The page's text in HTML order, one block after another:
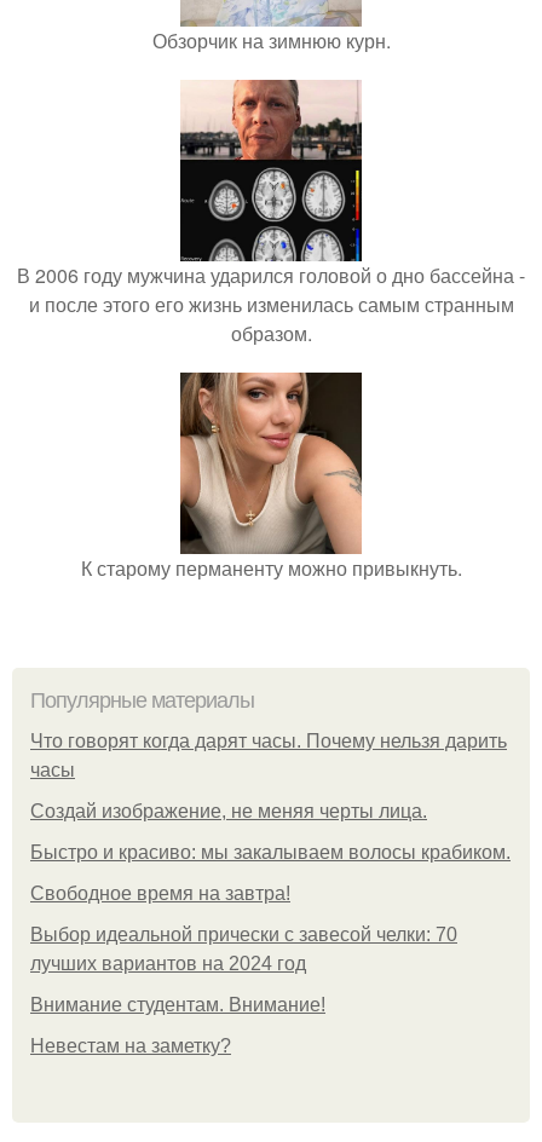
Обзорчик на зимнюю курн.
В 2006 году мужчина ударился головой о дно бассейна -
и после этого его жизнь изменилась самым странным
образом.
К старому перманенту можно привыкнуть.
Популярные материалы
Что говорят когда дарят часы. Почему нельзя дарить
часы
Создай изображение, не меняя черты лица.
Быстро и красиво: мы закалываем волосы крабиком.
Свободное время на завтра!
Выбор идеальной прически с завесой челки: 70
лучших вариантов на 2024 год
Внимание студентам. Внимание!
Невестам на заметку?